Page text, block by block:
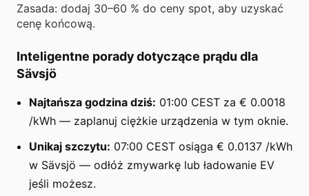
Zasada: dodaj 30–60 % do ceny spot, aby uzyskać
cenę końcową.
Inteligentne porady dotyczące prądu dla
Sävsjö
Najtańsza godzina dziś: 01:00 CEST za € 0.0018
/kWh — zaplanuj ciężkie urządzenia w tym oknie.
Unikaj szczytu: 07:00 CEST osiąga € 0.0137 /kWh
w Sävsjö — odłóż zmywarkę lub ładowanie EV
jeśli możesz.